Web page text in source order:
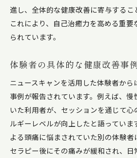
進し、全体的な健康改善に寄与するこ
これにより、自己治癒力を高める重
られています。
体験者の具体的な健康改善事
ニュースキャンを活用した体験者か
事例が報告されています。例えば、慢
いた利用者が、セッションを通じて
ルギーレベルが向上したと語っていま
よる頭痛に悩まされていた別の体験者
セラピー後にその痛みが緩和され、